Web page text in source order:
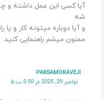
آیا کسی این عمل داشته و
شه
و آیا دوباره میتونه کار و
ممنون میشم راهنمایی کنید
PARSAMORAVEJI
نوامبر 29, 2025 در 5:50 ب.ظ